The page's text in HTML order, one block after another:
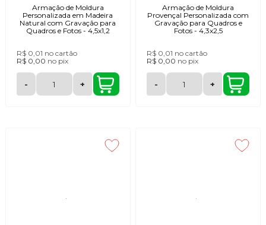
Armação de Moldura
Personalizada em Madeira
Natural com Gravação para
Quadros e Fotos - 4,5x1,2
R$ 0,01 no cartão
R$ 0,00 no pix
- +
Armação de Moldura
Provençal Personalizada com
Gravação para Quadros e
Fotos - 4,3x2,5
R$ 0,01 no cartão
R$ 0,00 no pix
- +